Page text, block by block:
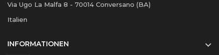
Via Ugo La Malfa 8 - 70014 Conversano (BA)
Italien
INFORMATIONEN 